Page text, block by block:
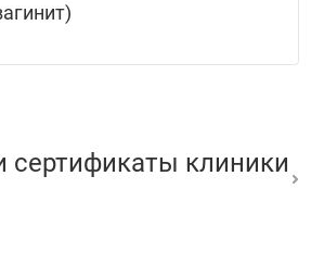
сертификаты клиники